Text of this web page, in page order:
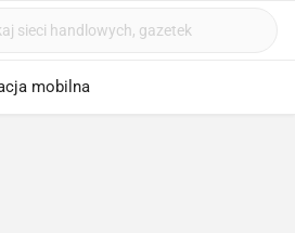
mobilna